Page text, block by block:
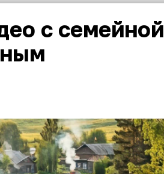
с семейной